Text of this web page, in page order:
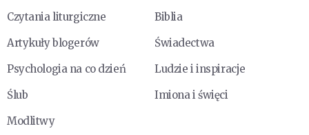
Czytania liturgiczne
Biblia
Artykuły blogerów
Świadectwa
Psychologia na co dzień
Ludzie i inspiracje
Ślub
Imiona i święci
Modlitwy